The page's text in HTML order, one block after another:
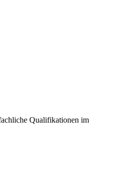
Qualifikationen im